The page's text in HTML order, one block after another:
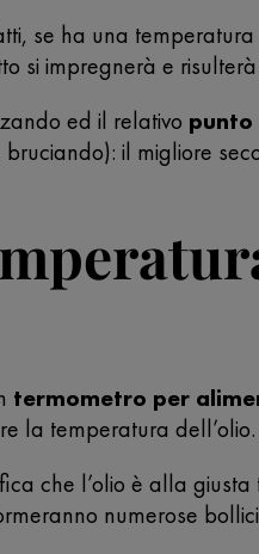
se ha una
si impregnerà e
ed il relativo punto
il migliore
termometro per
la temperatura dell’olio.
che l’olio è alla
numerose